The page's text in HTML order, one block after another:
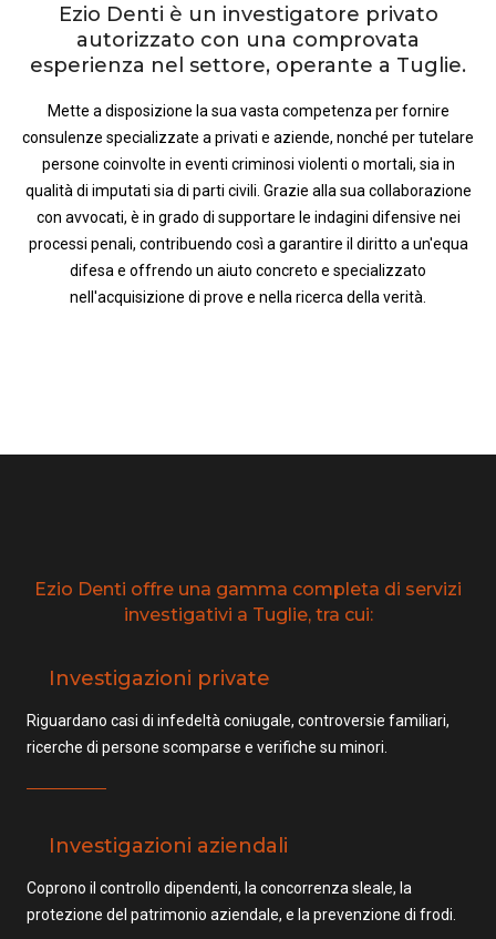
Ezio Denti è un investigatore privato
autorizzato con una comprovata
esperienza nel settore, operante a Tuglie.
Mette a disposizione la sua vasta competenza per fornire
consulenze specializzate a privati e aziende, nonché per tutelare
persone coinvolte in eventi criminosi violenti o mortali, sia in
qualità di imputati sia di parti civili. Grazie alla sua collaborazione
con avvocati, è in grado di supportare le indagini difensive nei
processi penali, contribuendo così a garantire il diritto a un'equa
difesa e offrendo un aiuto concreto e specializzato
nell'acquisizione di prove e nella ricerca della verità.
Ezio Denti offre una gamma completa di servizi
investigativi a Tuglie, tra cui:
Investigazioni private
Riguardano casi di infedeltà coniugale, controversie familiari,
ricerche di persone scomparse e verifiche su minori.
Investigazioni aziendali
Coprono il controllo dipendenti, la concorrenza sleale, la
protezione del patrimonio aziendale, e la prevenzione di frodi.